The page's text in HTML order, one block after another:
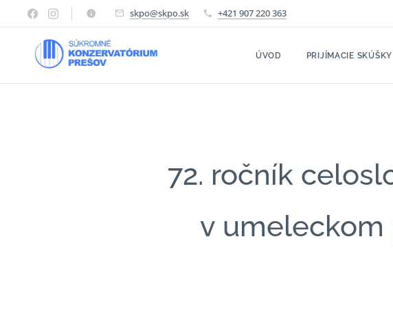
skpo@skpo.sk +421 907 220 363
ÚVOD PRIJÍMACIE SKÚŠKY
72. ročník
v umeleckom